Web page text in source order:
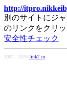
http://
別のサイトにジ
のリンクをクリ
安全性チェック
2007 - 2026 link2.in